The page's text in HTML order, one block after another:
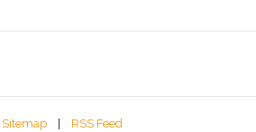
Sitemap RSS Feed